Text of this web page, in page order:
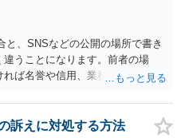
、SNSなどの公開の場所で書き
うことになります。前者の場
ば名誉や信用、業務にかかる犯
訴えに対処する方法